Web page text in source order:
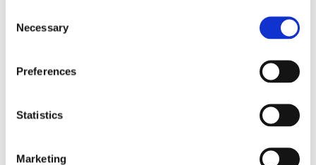
Selection
Necessary
Preferences
Statistics
Marketing